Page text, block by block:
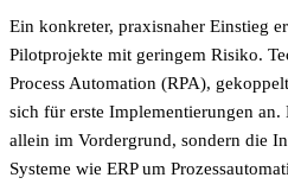
Ein konkreter, praxisnaher Einstieg
Pilotprojekte mit geringem Risiko.
Process Automation (RPA),
sich für erste Implementierungen
allein im Vordergrund, sondern die
Systeme wie ERP um